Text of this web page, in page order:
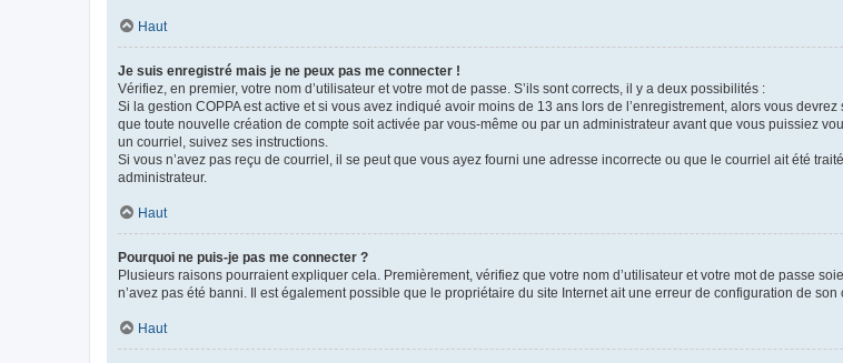
Haut
Je suis enregistré mais je ne peux pas me connecter !
Vérifiez, en premier, votre nom d’utilisateur et votre mot de passe. S’ils sont corrects, il y a deux possibilités :
Si la gestion COPPA est active et si vous avez indiqué avoir moins de 13 ans lors de l’enregistrement, alors vous
que toute nouvelle création de compte soit activée par vous-même ou par un administrateur avant que vous puissiez
un courriel, suivez ses instructions.
Si vous n’avez pas reçu de courriel, il se peut que vous ayez fourni une adresse incorrecte ou que le courriel ait été
administrateur.
Haut
Pourquoi ne puis-je pas me connecter ?
Plusieurs raisons pourraient expliquer cela. Premièrement, vérifiez que votre nom d’utilisateur et votre mot de passe
n’avez pas été banni. Il est également possible que le propriétaire du site Internet ait une erreur de configuration de son
Haut